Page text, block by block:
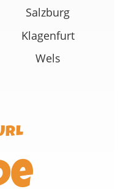
Salzburg
Klagenfurt
Wels